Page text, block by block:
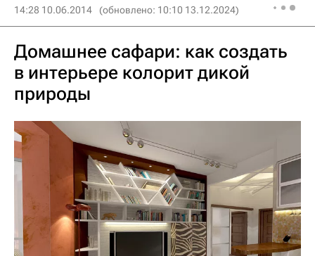
14:28 10.06.2014 (обновлено: 10:10 13.12.2024)
Домашнее сафари: как создать
в интерьере колорит дикой
природы